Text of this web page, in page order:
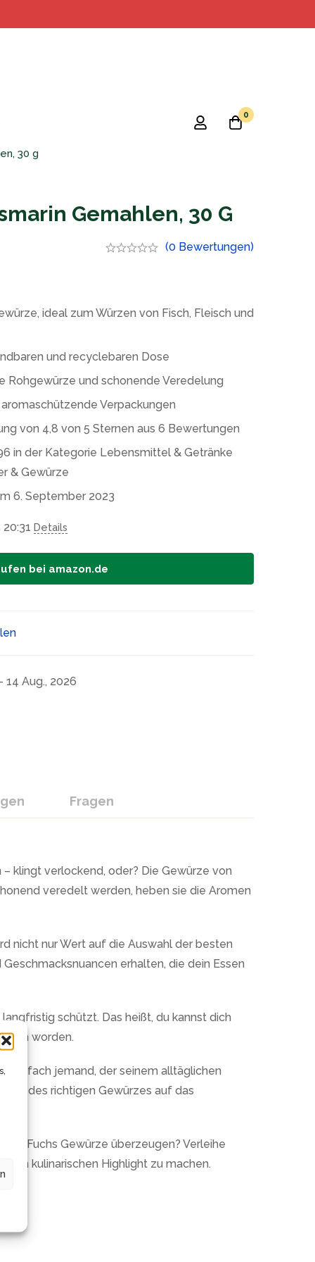
0
30 g
Gemahlen, 30 G
(0 Bewertungen)
ideal zum Würzen von Fisch, Fleisch und
und recyclebaren Dose
Rohgewürze und schonende Veredelung
Verpackungen
von 4,8 von 5 Sternen aus 6 Bewertungen
in der Kategorie Lebensmittel & Getränke
& Gewürze
6. September 2023
Details
bei amazon.de
14 Aug., 2026
Fragen
klingt verlockend, oder? Die Gewürze von
veredelt werden, heben sie die Aromen
nicht nur Wert auf die Auswahl der besten
erhalten, die dein Essen
schützt. Das heißt, du kannst dich
worden.
einfach jemand, der seinem alltäglichen
des richtigen Gewürzes auf das
Fuchs Gewürze überzeugen? Verleihe
kulinarischen Highlight zu machen.